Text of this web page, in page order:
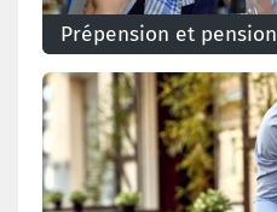
Prépension et pension